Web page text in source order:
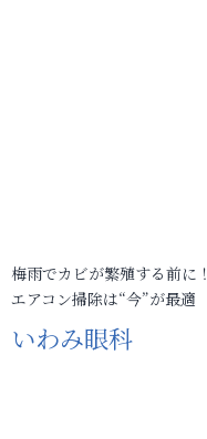
梅雨でカビが繁殖する前に！
エアコン掃除は“今”が最適
いわみ眼科